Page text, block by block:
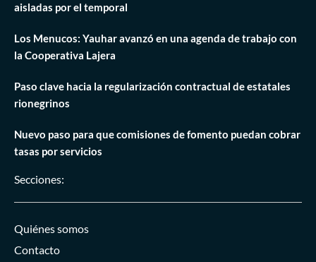
aisladas por el temporal
Los Menucos: Yauhar avanzó en una agenda de trabajo con
la Cooperativa Lajera
Paso clave hacia la regularización contractual de estatales
rionegrinos
Nuevo paso para que comisiones de fomento puedan cobrar
tasas por servicios
Secciones:
Quiénes somos
Contacto